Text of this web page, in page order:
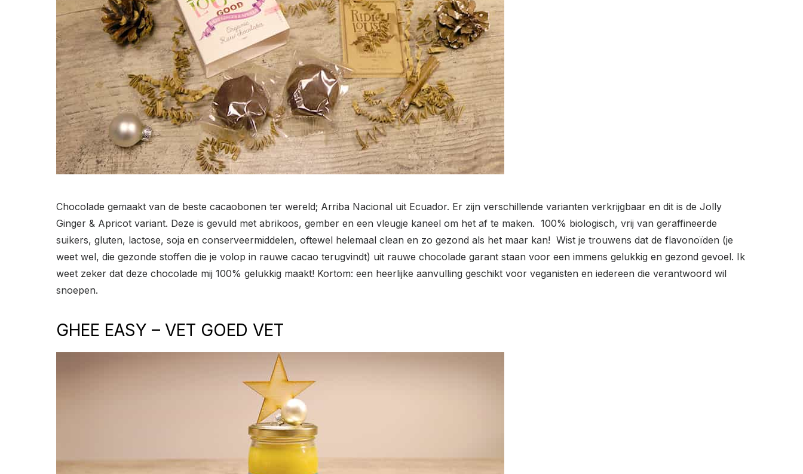
Chocolade gemaakt van de beste cacaobonen ter wereld; Arriba Nacional uit Ecuador. Er zijn verschillende varianten verkrijgbaar en dit is de Jolly
Ginger & Apricot variant. Deze is gevuld met abrikoos, gember en een vleugje kaneel om het af te maken. 100% biologisch, vrij van geraffineerde
suikers, gluten, lactose, soja en conserveermiddelen, oftewel helemaal clean en zo gezond als het maar kan! Wist je trouwens dat de flavonoïden (je
weet wel, die gezonde stoffen die je volop in rauwe cacao terugvindt) uit rauwe chocolade garant staan voor een immens gelukkig en gezond gevoel. Ik
weet zeker dat deze chocolade mij 100% gelukkig maakt! Kortom: een heerlijke aanvulling geschikt voor veganisten en iedereen die verantwoord wil
snoepen.
GHEE EASY – VET GOED VET